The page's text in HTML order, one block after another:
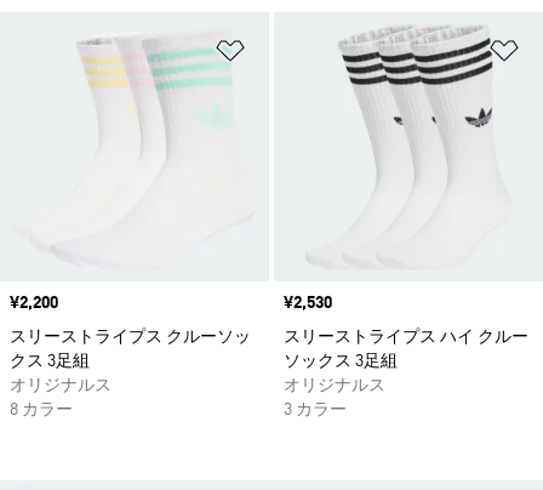
ほしいものリストに追加
価格
¥2,200
スリーストライプス クルーソッ
クス 3足組
オリジナルス
8 カラー
価格
¥2,530
スリーストライプス ハイ クルー
ソックス 3足組
オリジナルス
3 カラー